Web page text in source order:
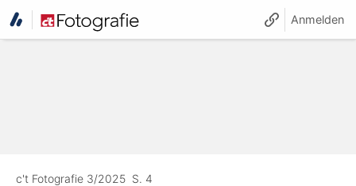
Anmelden
c't Fotografie 3/2025 S. 4